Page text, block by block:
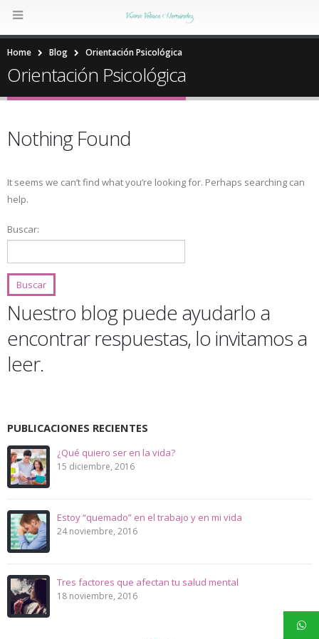
Home Blog Orientación Psicológica
Orientación Psicológica
Nothing Found
It seems we can’t find what you’re looking for. Perhaps searching can
help.
Buscar:
Nuestro blog puede ayudarlo a
encontrar respuestas, lo invitamos a
leer.
PUBLICACIONES RECIENTES
¿Qué quiero ser en la vida?
15 diciembre, 2016
Estoy “quemado” en el trabajo y en mi vida
24 noviembre, 2016
Tres factores que afectan tu salud mental
18 noviembre, 2016